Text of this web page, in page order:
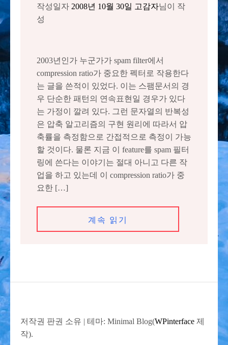
작성일자 2008년 10월 30일 고감자님이 작
성
2003년인가 누군가가 spam filter에서
compression ratio가 중요한 펙터로 작용한다
는 글을 쓴적이 있었다. 이는 스팸문서의 경
우 단순한 패턴의 연속표현일 경우가 있다
는 가정이 깔려 있다. 그런 문자열의 반복성
은 압축 알고리즘의 구현 원리에 따라서 압
축률을 측정함으로 간접적으로 측정이 가능
할 것이다. 물론 지금 이 feature를 spam 필터
링에 쓴다는 이야기는 절대 아니고 다른 작
업을 하고 있는데 이 compression ratio가 중
요한 […]
계속 읽기
저작권 판권 소유 | 테마: Minimal Blog(WPinterface 제
작).